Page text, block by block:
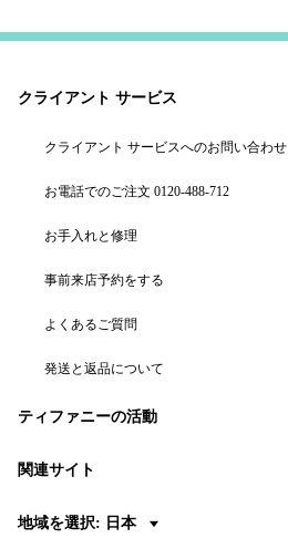
クライアント サービス
クライアント サービスへのお問い合わせ
お電話でのご注文 0120-488-712
お手入れと修理
事前来店予約をする
よくあるご質問
発送と返品について
ティファニーの活動
関連サイト
地域を選択: 日本